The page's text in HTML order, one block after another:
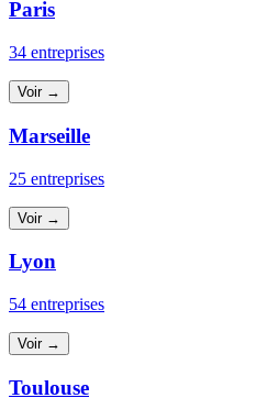
Paris
34 entreprises
Voir →
Marseille
25 entreprises
Voir →
Lyon
54 entreprises
Voir →
Toulouse